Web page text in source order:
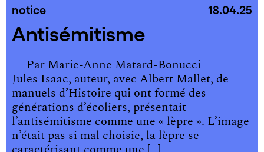
notice 18.04.25
Antisémitisme
— Par Marie-Anne Matard-Bonucci
Jules Isaac, auteur, avec Albert Mallet, de
manuels d’Histoire qui ont formé des
générations d’écoliers, présentait
l’antisémitisme comme une « lèpre ». L’image
n’était pas si mal choisie, la lèpre se
caractérisant comme une […]